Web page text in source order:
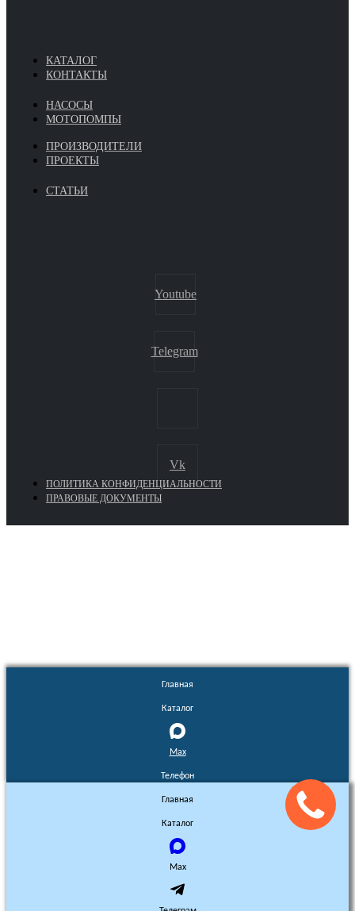
КАТАЛОГ
КОНТАКТЫ
НАСОСЫ
МОТОПОМПЫ
ПРОИЗВОДИТЕЛИ
ПРОЕКТЫ
СТАТЬИ
Youtube
Telegram
Vk
ПОЛИТИКА КОНФИДЕНЦИАЛЬНОСТИ
ПРАВОВЫЕ ДОКУМЕНТЫ
Главная
Каталог
Max
Телефон
Главная
Каталог
Max